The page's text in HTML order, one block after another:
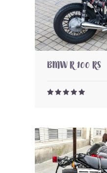
BMW R 100 RS